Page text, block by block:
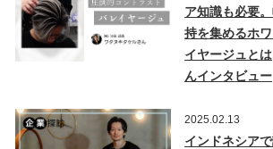
ア知識も必要
持を集めるホ
イヤージュと
んインタビュー
2025.02.13
インドネシア